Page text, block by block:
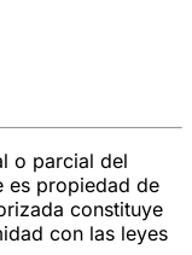
o parcial del
es propiedad de
constituye
con las leyes